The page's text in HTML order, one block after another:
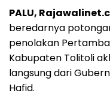
PALU,
beredarnya
penolakan
Kabupaten Tolitoli
langsung dari
Hafid.